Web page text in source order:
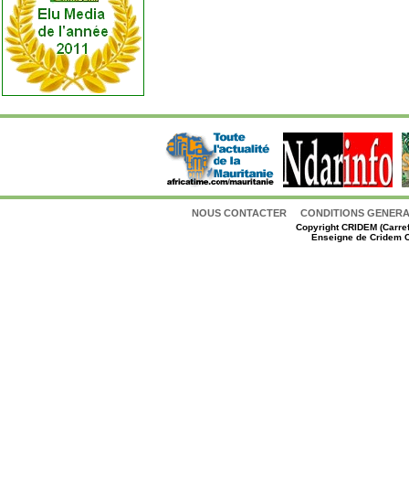
NOUS CONTACTER CONDITIONS
CopyrightCRIDEM
Enseigne de Cridem